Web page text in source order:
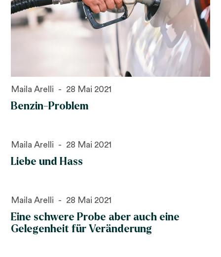
Benzin-Problem
Maila Arelli 28 Mai 2021
Liebe und Hass
Maila Arelli 28 Mai 2021
Eine schwere Probe aber auch eine
Gelegenheit für Veränderung
Maila Arelli 28 Mai 2021